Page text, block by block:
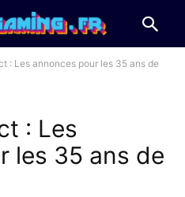
: Les annonces pour les 35 ans de
: Les
les 35 ans de